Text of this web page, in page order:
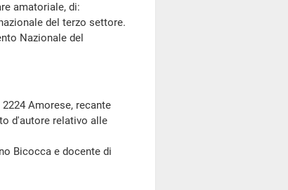
amatoriale, di:
del terzo settore.
Nazionale del
Amorese, recante
d'autore relativo alle
Bicocca e docente di